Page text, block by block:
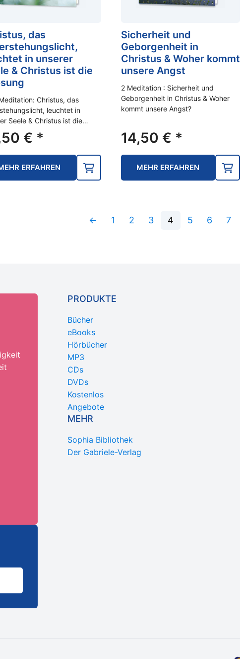
das
in unserer
& Christus ist die
Christus, das
leuchtet in
Seele & Christus ist die…
€ *
ERFAHREN
Sicherheit und
Geborgenheit in
Christus & Woher kommt
unsere Angst
2 Meditation : Sicherheit und
Geborgenheit in Christus & Woher
kommt unsere Angst?
14,50 € *
MEHR ERFAHREN
← 1 2 3 4 5 6 7
PRODUKTE
Bücher
eBooks
Hörbücher
MP3
CDs
DVDs
Kostenlos
Angebote
MEHR
Sophia Bibliothek
Der Gabriele-Verlag